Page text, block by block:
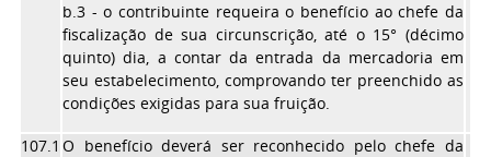
b.3 - o contribuinte requeira o benefício ao chefe da
fiscalização de sua circunscrição, até o 15° (décimo
quinto) dia, a contar da entrada da mercadoria em
seu estabelecimento, comprovando ter preenchido as
condições exigidas para sua fruição.
107.1 O benefício deverá ser reconhecido pelo chefe da